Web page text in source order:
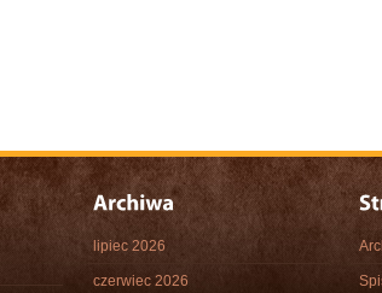
lipiec 2026
czerwiec 2026